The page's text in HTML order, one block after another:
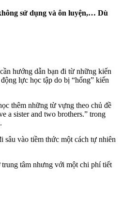
sử dụng và ôn luyện,… Dù
hướng dẫn bạn đi từ những kiến
lực học tập do bị “hổng” kiến
thêm những từ vựng theo chủ đề
a sister and two brothers.” trong
sâu vào tiềm thức một cách tự nhiên
tâm nhưng với một chi phí tiết